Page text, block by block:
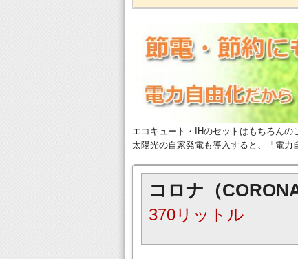
エコキュート・IHのセットはもちろんの
太陽光の自家発電も導入すると、「電力
コロナ（CORONA
370リットル